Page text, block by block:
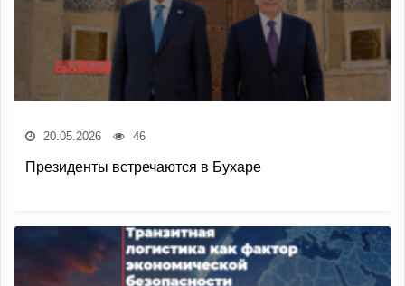
20.05.2026 46
Президенты встречаются в Бухаре